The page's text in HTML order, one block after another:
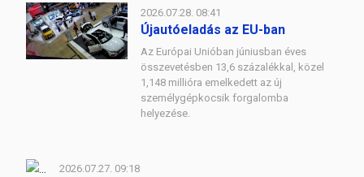
2026.07.28. 08:41
Újautóeladás az EU-ban
Az Európai Unióban júniusban éves
összevetésben 13,6 százalékkal, közel
1,148 millióra emelkedett az új
személygépkocsik forgalomba
helyezése.
2026.07.27. 09:18